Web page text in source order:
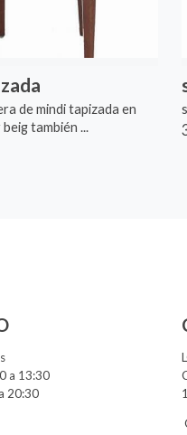
de mindi tapizada en
también ...
a 13:30
20:30